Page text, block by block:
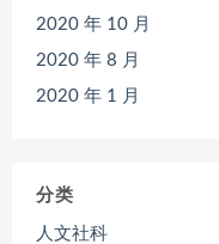
2020 年 10 月
2020 年 8 月
2020 年 1 月
分类
人文社科